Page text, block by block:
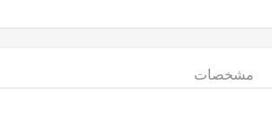
مشخصات